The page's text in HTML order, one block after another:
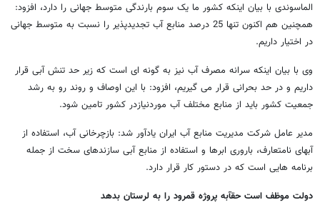
الماسوندی با بیان اینکه کشور ما یک سوم بارندگی متوسط جهانی را دارد، افزود:
همچنین هم اکنون تنها 25 درصد منابع آب تجدیدپذیر را نسبت به متوسط جهانی
در اختیار داریم.
وی با بیان اینکه سرانه مصرف آب نیز به گونه ای است که زیر حد تنش آبی قرار
داریم و در حد بحرانی قرار می گیریم، افزود: با این اوصاف و روند رو به رشد
جمعیت کشور باید از منابع مختلف آب موردنیازدر کشور تامین شود.
مدیر عامل شرکت مدیریت منابع آب ایران یادآور شد: بازچرخانی آب، استفاده از
آبهای نامتعارف، باروری ابرها و استفاده از منابع آبی سازندهای سخت از جمله
برنامه هایی است که در دستور کار قرار دارد.
دولت موظف است حقآبه پروژه قمرود را به لرستان بدهد